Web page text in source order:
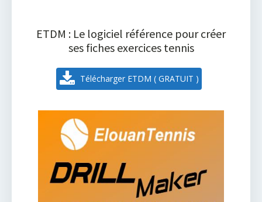
ETDM : Le logiciel référence pour créer
ses fiches exercices tennis
Télécharger ETDM ( GRATUIT )